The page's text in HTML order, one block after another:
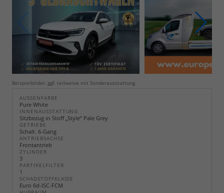
Beispielbilder, ggf. teilweise mit Sonderausstattung
AUSSENFARBE
Pure White
INNENAUSSTATTUNG
Sitzbezug in Stoff „Style“ Pale Grey
GETRIEBE
Schalt. 6-Gang
ANTRIEBSACHSE
Frontantrieb
ZYLINDER
3
PARTIKELFILTER
1
SCHADSTOFFKLASSE
Euro 6d-ISC-FCM